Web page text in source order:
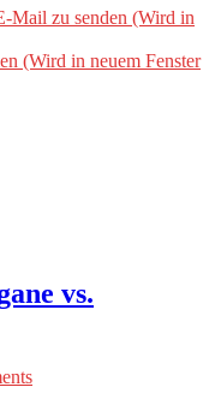
Mail zu senden (Wird in
(Wird in neuem Fenster
vs.